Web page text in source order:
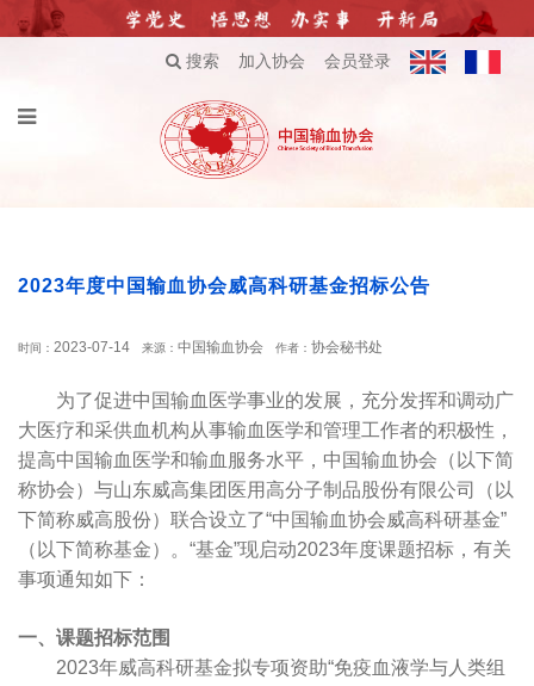
搜索 加入协会 会员登录
2023年度中国输血协会威高科研基金招标公告
时间： 2023-07-14 来源： 中国输血协会 作者： 协会秘书处
为了促进中国输血医学事业的发展，充分发挥和调动广
大医疗和采供血机构从事输血医学和管理工作者的积极性，
提高中国输血医学和输血服务水平，中国输血协会（以下简
称协会）与山东威高集团医用高分子制品股份有限公司（以
下简称威高股份）联合设立了“中国输血协会威高科研基金”
（以下简称基金）。“基金”现启动2023年度课题招标，有关
事项通知如下：
一、课题招标范围
2023年威高科研基金拟专项资助“免疫血液学与人类组